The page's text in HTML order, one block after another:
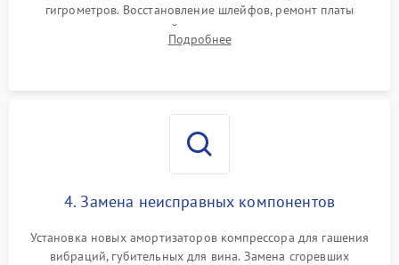
гигрометров. Восстановление шлейфов, ремонт платы
управления, отвечающей за поддержание микроклимата.
Проверка систем защиты от УФ-излучения и подсветки.
Подробнее
4. Замена неисправных компонентов
Установка новых амортизаторов компрессора для гашения
вибраций, губительных для вина. Замена сгоревших